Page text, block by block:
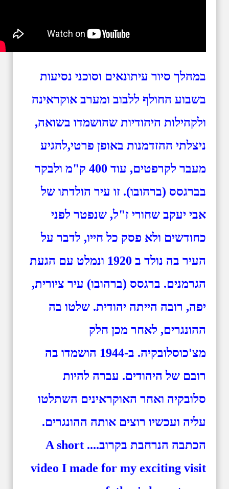
במהלך סיור עיתונאים וסוכני נסיעות
בשבוע החולף ללבוב ומערב אוקראינה
ולקהילות היהודיות שהושמדו בשואה,
ניצלתי ההזדמנות באופן פרטי,להגיע
מעבר לקרפטים, עוד 400 ק"מ ולבקר
בברגסס (ברהובו). זו עיר הולדתו של
אבי יעקב שחורי ז"ל, שנפטר לפני
כחודשים ולא פסק כל חייו, לדבר על
העיר בה נולד ב 1920 ונמלט עם הגעת
הגרמנים. ברגסס (ברהובו) עיר ציורית,
יפה, רובה הייתה יהודית. שלטו בה
ההונגרים, לאחר מכן חלק
מצ'כוסלובקיה. ב-1944 הושמדו בה
רובם של היהודים. עברה להיות
סלובקיה ואחר האוקראינים השתלטו
עליה ועכשיו רוצים אותה ההונגרים.
הכתבה הנרחבת בקרוב.... A short
video I made for my exciting visit